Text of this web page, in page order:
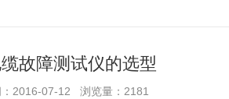
故障测试仪的选型
：2016-07-12 浏览量：2181